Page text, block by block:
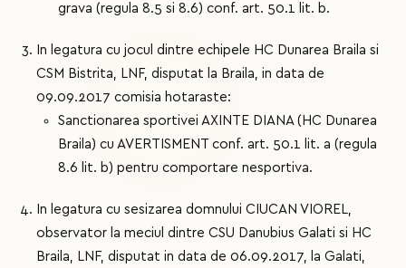
grava (regula 8.5 si 8.6) conf. art. 50.1 lit. b.
In legatura cu jocul dintre echipele HC Dunarea Braila si
CSM Bistrita, LNF, disputat la Braila, in data de
09.09.2017 comisia hotaraste:
Sanctionarea sportivei AXINTE DIANA (HC Dunarea
Braila) cu AVERTISMENT conf. art. 50.1 lit. a (regula
8.6 lit. b) pentru comportare nesportiva.
In legatura cu sesizarea domnului CIUCAN VIOREL,
observator la meciul dintre CSU Danubius Galati si HC
Braila, LNF, disputat in data de 06.09.2017, la Galati,